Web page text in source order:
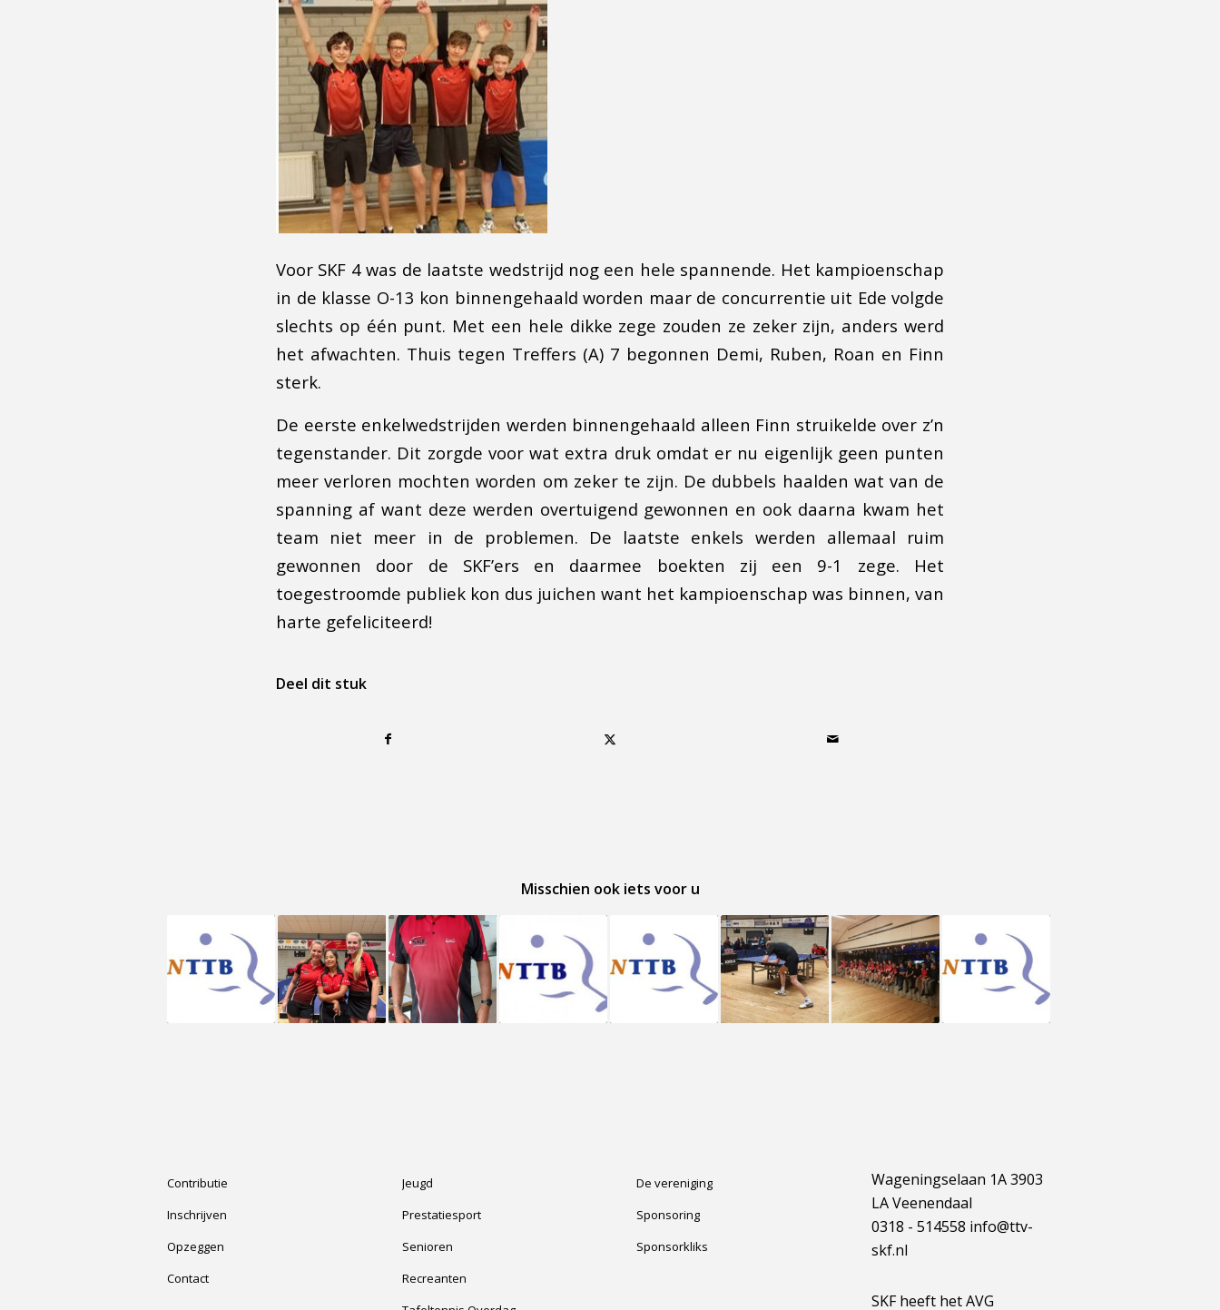
Voor SKF 4 was de laatste wedstrijd nog een hele spannende. Het kampioenschap
in de klasse O-13 kon binnengehaald worden maar de concurrentie uit Ede volgde
slechts op één punt. Met een hele dikke zege zouden ze zeker zijn, anders werd
het afwachten. Thuis tegen Treffers (A) 7 begonnen Demi, Ruben, Roan en Finn
sterk.
De eerste enkelwedstrijden werden binnengehaald alleen Finn struikelde over z’n
tegenstander. Dit zorgde voor wat extra druk omdat er nu eigenlijk geen punten
meer verloren mochten worden om zeker te zijn. De dubbels haalden wat van de
spanning af want deze werden overtuigend gewonnen en ook daarna kwam het
team niet meer in de problemen. De laatste enkels werden allemaal ruim
gewonnen door de SKF’ers en daarmee boekten zij een 9-1 zege. Het
toegestroomde publiek kon dus juichen want het kampioenschap was binnen, van
harte gefeliciteerd!
Deel dit stuk
Misschien ook iets voor u
Contributie
Inschrijven
Opzeggen
Contact
Jeugd
Prestatiesport
Senioren
Recreanten
De vereniging
Sponsoring
Sponsorkliks
Wageningselaan 1A 3903
LA Veenendaal
0318 - 514558 info@ttv-
skf.nl
SKF heeft het AVG